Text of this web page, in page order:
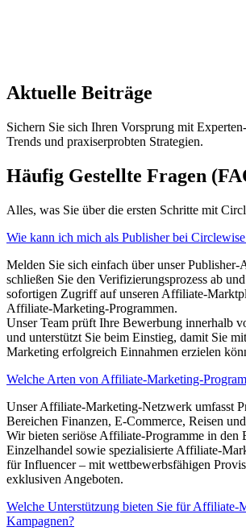
Aktuelle Beiträge
Sichern Sie sich Ihren Vorsprung mit
Trends und praxiserprobten Strategien.
Häufig Gestellte Fragen
Alles, was Sie über die ersten Schritte mit
Wie kann ich mich als Publisher bei
Melden Sie sich einfach über unser Publisher-
schließen Sie den Verifizierungsprozess ab
sofortigen Zugriff auf unseren Affiliate-
Affiliate-Marketing-Programmen.
Unser Team prüft Ihre Bewerbung innerhalb
und unterstützt Sie beim Einstieg, damit Sie
Marketing erfolgreich Einnahmen erzielen
Welche Arten von Affiliate-Marketing-
Unser Affiliate-Marketing-Netzwerk umfasst
Bereichen Finanzen, E-Commerce, Reisen
Wir bieten seriöse Affiliate-Programme in den
Einzelhandel sowie spezialisierte Affiliate-
für Influencer – mit wettbewerbsfähigen
exklusiven Angeboten.
Welche Unterstützung bieten Sie für Affiliate-
Kampagnen?